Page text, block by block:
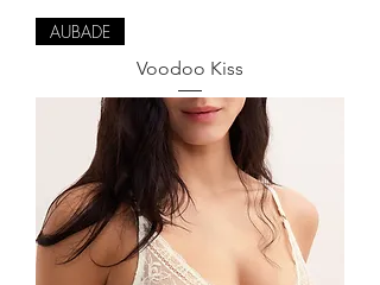
AUBADE
Voodoo Kiss